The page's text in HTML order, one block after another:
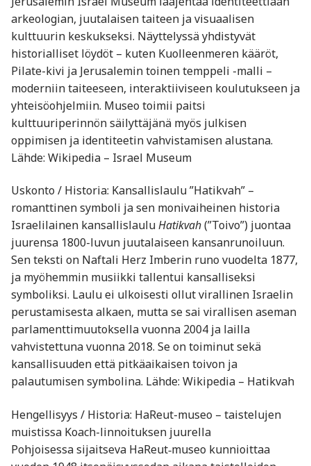
arkeologian, juutalaisen taiteen ja visuaalisen
kulttuurin keskukseksi. Näyttelyssä yhdistyvät
historialliset löydöt – kuten Kuolleenmeren kääröt,
Pilate-kivi ja Jerusalemin toinen temppeli -malli –
moderniin taiteeseen, interaktiiviseen koulutukseen ja
yhteisöohjelmiin. Museo toimii paitsi
kulttuuriperinnön säilyttäjänä myös julkisen
oppimisen ja identiteetin vahvistamisen alustana.
Lähde: Wikipedia – Israel Museum
Uskonto / Historia: Kansallislaulu ”Hatikvah” –
romanttinen symboli ja sen monivaiheinen historia
Israelilainen kansallislauluHatikvah(”Toivo”) juontaa
juurensa 1800-luvun juutalaiseen kansanrunoiluun.
Sen teksti on Naftali Herz Imberin runo vuodelta 1877,
ja myöhemmin musiikki tallentui kansalliseksi
symboliksi. Laulu ei ulkoisesti ollut virallinen Israelin
perustamisesta alkaen, mutta se sai virallisen aseman
parlamenttimuutoksella vuonna 2004 ja lailla
vahvistettuna vuonna 2018. Se on toiminut sekä
kansallisuuden että pitkäaikaisen toivon ja
palautumisen symbolina. Lähde: Wikipedia – Hatikvah
Hengellisyys / Historia: HaReut-museo – taistelujen
muistissa Koach-linnoituksen juurella
Pohjoisessa sijaitseva HaReut‑museo kunnioittaa